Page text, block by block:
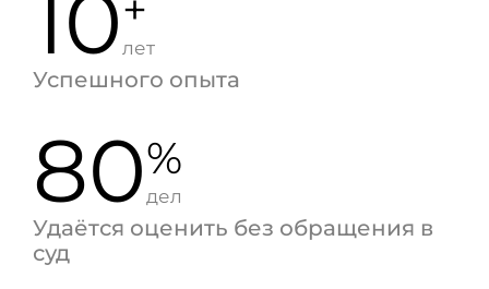
10 лет
Успешного опыта
80%
дел
Удаётся оценить без обращения в
суд